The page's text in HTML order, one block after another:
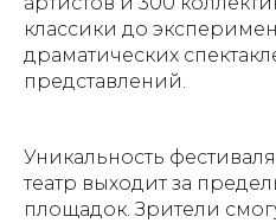
классики до
драматических
представлений.
Уникальность
театр выходит за
площадок. Зрители